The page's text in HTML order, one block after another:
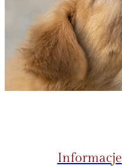
Informacje